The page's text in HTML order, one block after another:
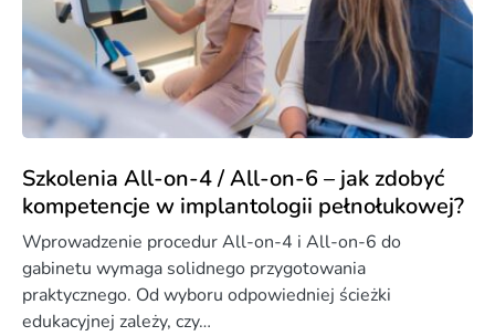
Szkolenia All-on-4 / All-on-6 – jak zdobyć
kompetencje w implantologii pełnołukowej?
Wprowadzenie procedur All-on-4 i All-on-6 do
gabinetu wymaga solidnego przygotowania
praktycznego. Od wyboru odpowiedniej ścieżki
edukacyjnej zależy, czy…